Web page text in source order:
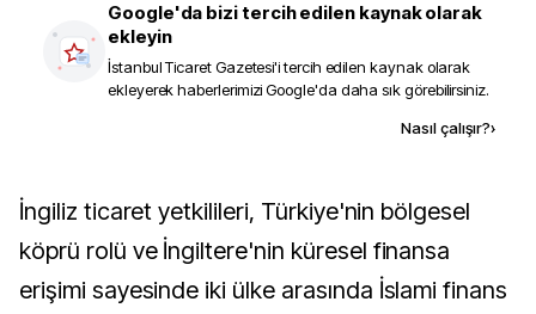
Google'da bizi tercih edilen kaynak olarak
ekleyin
İstanbul Ticaret Gazetesi'i tercih edilen kaynak olarak
ekleyerek haberlerimizi Google'da daha sık görebilirsiniz.
Nasıl çalışır?›
İngiliz ticaret yetkilileri, Türkiye'nin bölgesel
köprü rolü ve İngiltere'nin küresel finansa
erişimi sayesinde iki ülke arasında İslami finans